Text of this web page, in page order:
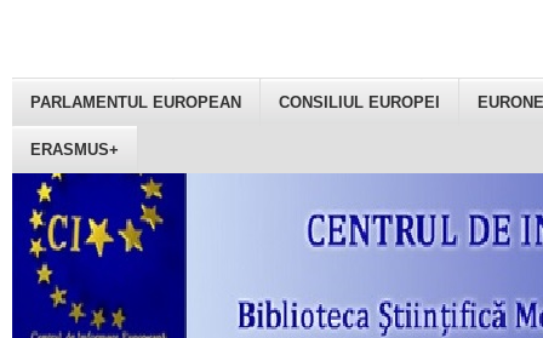
PARLAMENTUL EUROPEAN CONSILIUL EUROPEI
ERASMUS+